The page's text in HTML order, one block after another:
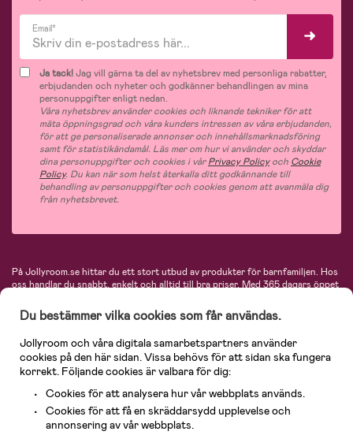
Email*
Ja tack!Jag vill gärna ta del av nyhetsbrev med personliga rabatter,
erbjudanden och nyheter och godkänner behandlingen av mina
personuppgifter enligt nedan.
Våra nyhetsbrev använder cookies och liknande tekniker för att
mäta öppningsgrad och våra kunders intressen av våra erbjudanden,
för att ge personaliserade annonser och innehållsmarknadsföring
samt för statistikändamål. Läs mer om hur vi använder och skyddar
dina personuppgifter och cookies i vårPrivacy Policyoch Cookie
Policy. Du kan när som helst återkalla ditt godkännande till
behandling av personuppgifter och cookies genom att avanmäla dig
från nyhetsbrevet.
På Jollyroom.se hittar du ett stort utbud av produkter för barnfamiljen. Hos
oss handlar du snabbt, enkelt och alltid till bra priser.Med 365 dagars öppet
hos oss. I vårt sortiment hittar du barnvagnar, bilstolar, kläder för barn och
baby, produkter för mamman, massor av inspirerande inredning, leksaker,
babyprodukter och mycket mer. Vi erbjuder produkter från välkända
varumärken så som Britax, Maxi-Cosi, Baby Jogger, BabyBjörn, Didriksons,
KidKraft, Ergobaby, Philips Avent, Neonate, Cybex, LEGO och många fler.
Välkommen in och kika runt i Nordens största barn- och babybutik på nätet!
Du bestämmer vilka cookies som får användas.
Jollyroom och våra digitala samarbetspartners använder
cookies på den här sidan. Vissa behövs för att sidan ska fungera
korrekt. Följande cookies är valbara för dig:
Cookies för att analysera hur vår webbplats används.
Cookies för att få en skräddarsydd upplevelse och
annonsering av vår webbplats.